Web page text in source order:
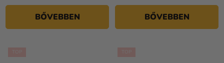
BŐVEBBEN BŐVEBBEN